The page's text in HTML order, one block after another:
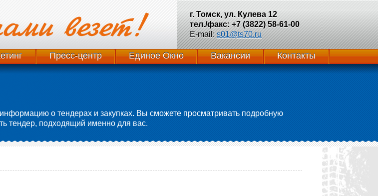
г. Томск, ул. Кулева 12
тел./факс: +7 (3822) 58-61-00
E-mail:s01@ts70.ru
Пресс-центр Единое Окно Вакансии Контакты
о тендерах и закупках. Вы сможете просматривать подробную
тендер, подходящий именно для вас.